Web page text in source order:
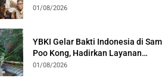
Guntari Garap Pertunjukan Kolosal
01/08/2026
YBKI Gelar Bakti Indonesia di Sam
Poo Kong, Hadirkan Layanan
Kesehatan Gratis dan Dialog
01/08/2026